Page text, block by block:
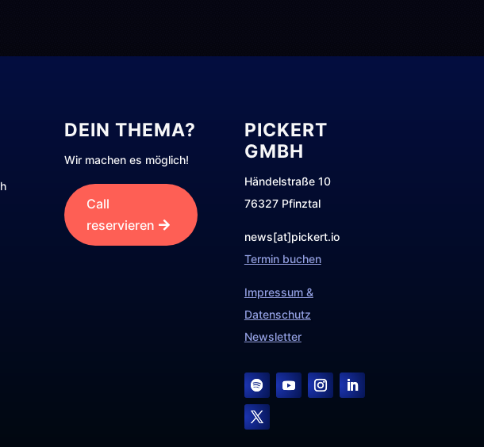
DEIN THEMA?
Wir machen es möglich!
Call
reservieren
PICKERT
GMBH
Händelstraße 10
76327 Pfinztal
news[at]pickert.io
Termin buchen
Impressum &
Datenschutz
Newsletter